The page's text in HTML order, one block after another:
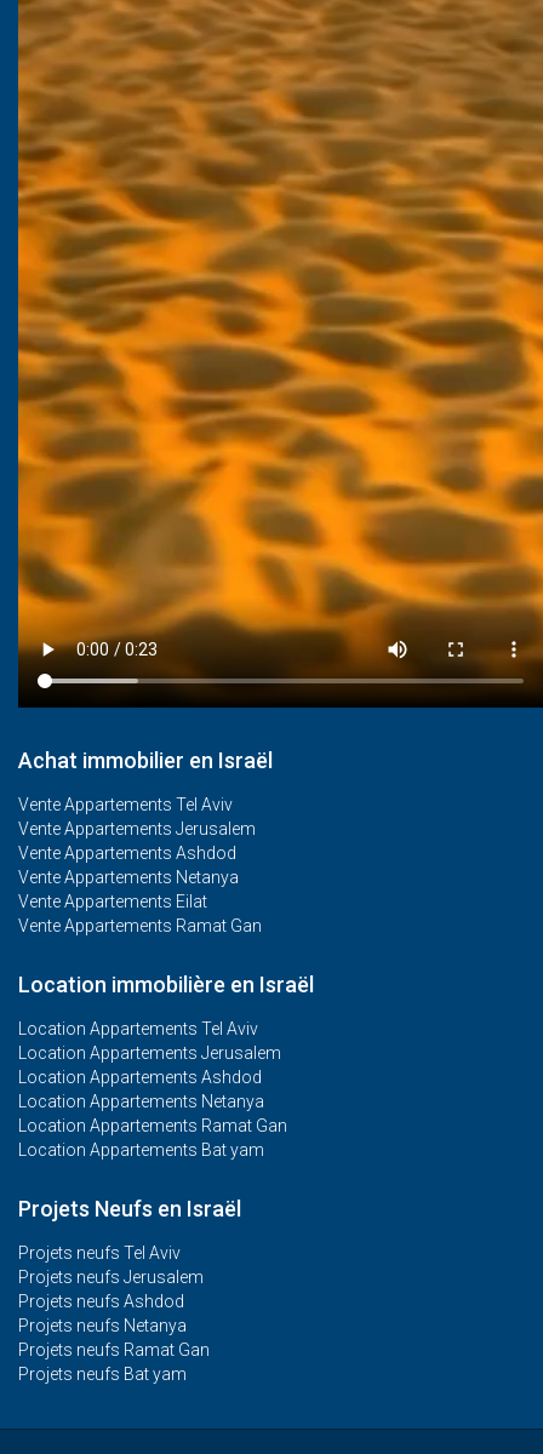
Achat immobilier en Israël
Vente Appartements Tel Aviv
Vente Appartements Jerusalem
Vente Appartements Ashdod
Vente Appartements Netanya
Vente Appartements Eilat
Vente Appartements Ramat Gan
Location immobilière en Israël
Location Appartements Tel Aviv
Location Appartements Jerusalem
Location Appartements Ashdod
Location Appartements Netanya
Location Appartements Ramat Gan
Location Appartements Bat yam
Projets Neufs en Israël
Projets neufs Tel Aviv
Projets neufs Jerusalem
Projets neufs Ashdod
Projets neufs Netanya
Projets neufs Ramat Gan
Projets neufs Bat yam